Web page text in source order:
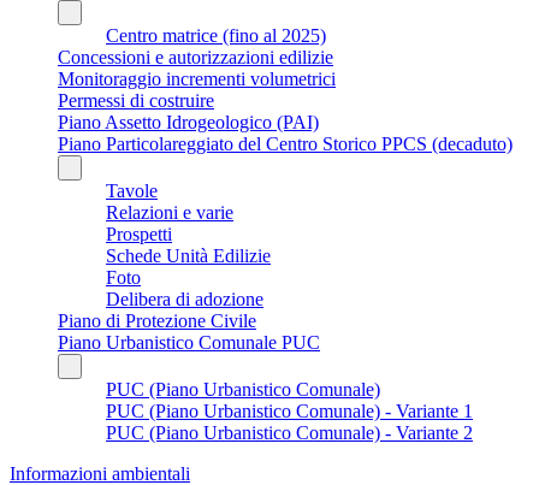
Centro matrice (fino al 2025)
Concessioni e autorizzazioni edilizie
Monitoraggio incrementi volumetrici
Permessi di costruire
Piano Assetto Idrogeologico (PAI)
Piano Particolareggiato del Centro Storico PPCS (decaduto)
Tavole
Relazioni e varie
Prospetti
Schede Unità Edilizie
Foto
Delibera di adozione
Piano di Protezione Civile
Piano Urbanistico Comunale PUC
PUC (Piano Urbanistico Comunale)
PUC (Piano Urbanistico Comunale) - Variante 1
PUC (Piano Urbanistico Comunale) - Variante 2
Informazioni ambientali